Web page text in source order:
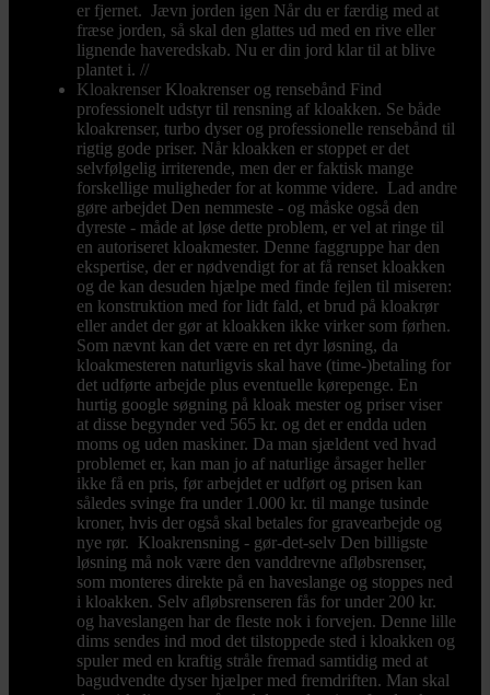
er fjernet. Jævn jorden igen Når du er færdig med at
fræse jorden, så skal den glattes ud med en rive eller
lignende haveredskab. Nu er din jord klar til at blive
plantet i. //
Kloakrenser Kloakrenser og rensebånd Find
professionelt udstyr til rensning af kloakken. Se både
kloakrenser, turbo dyser og professionelle rensebånd til
rigtig gode priser. Når kloakken er stoppet er det
selvfølgelig irriterende, men der er faktisk mange
forskellige muligheder for at komme videre. Lad andre
gøre arbejdet Den nemmeste - og måske også den
dyreste - måde at løse dette problem, er vel at ringe til
en autoriseret kloakmester. Denne faggruppe har den
ekspertise, der er nødvendigt for at få renset kloakken
og de kan desuden hjælpe med finde fejlen til miseren:
en konstruktion med for lidt fald, et brud på kloakrør
eller andet der gør at kloakken ikke virker som førhen.
Som nævnt kan det være en ret dyr løsning, da
kloakmesteren naturligvis skal have (time-)betaling for
det udførte arbejde plus eventuelle kørepenge. En
hurtig google søgning på kloak mester og priser viser
at disse begynder ved 565 kr. og det er endda uden
moms og uden maskiner. Da man sjældent ved hvad
problemet er, kan man jo af naturlige årsager heller
ikke få en pris, før arbejdet er udført og prisen kan
således svinge fra under 1.000 kr. til mange tusinde
kroner, hvis der også skal betales for gravearbejde og
nye rør. Kloakrensning - gør-det-selv Den billigste
løsning må nok være den vanddrevne afløbsrenser,
som monteres direkte på en haveslange og stoppes ned
i kloakken. Selv afløbsrenseren fås for under 200 kr.
og haveslangen har de fleste nok i forvejen. Denne lille
dims sendes ind mod det tilstoppede sted i kloakken og
spuler med en kraftig stråle fremad samtidig med at
bagudvendte dyser hjælper med fremdriften. Man skal